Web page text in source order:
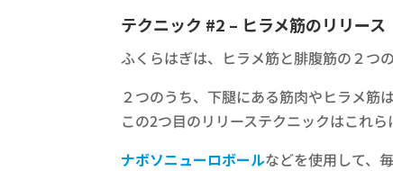
テクニック #2 – ヒラメ筋のリリース
ふくらはぎは、ヒラメ筋と腓腹筋の２つ
２つのうち、下腿にある筋肉やヒラメ筋
この2つ目のリリーステクニックはこれら
ナボソニューロボールなどを使用して、